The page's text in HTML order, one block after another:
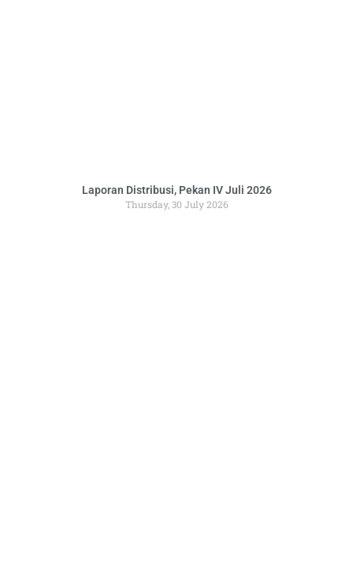
Laporan Distribusi, Pekan IV Juli 2026
Thursday, 30 July 2026